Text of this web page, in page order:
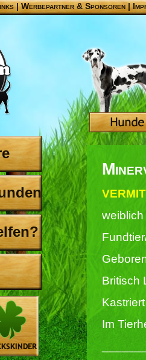
|Werbepartner & Sponsoren|
weiblich
Britisch
Im